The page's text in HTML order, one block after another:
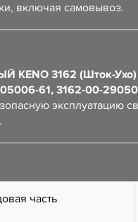
включая самовывоз.
KENO 3162 (Шток-
61, 3162-00-
эксплуатацию
часть